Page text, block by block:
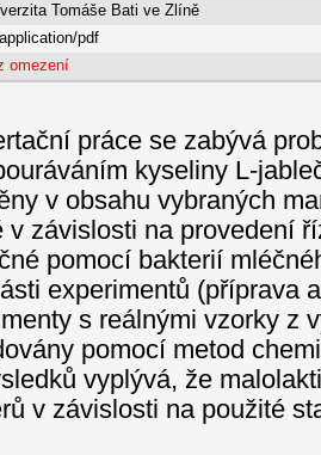
Tomáše Bati ve Zlíně
application/pdf
omezení
práce se zabývá
kyseliny L-
v obsahu vybraných
v závislosti na provedení
pomocí bakterií
experimentů (příprava
s reálnými vzorky z
pomocí metod
vyplývá, že
v závislosti na použité